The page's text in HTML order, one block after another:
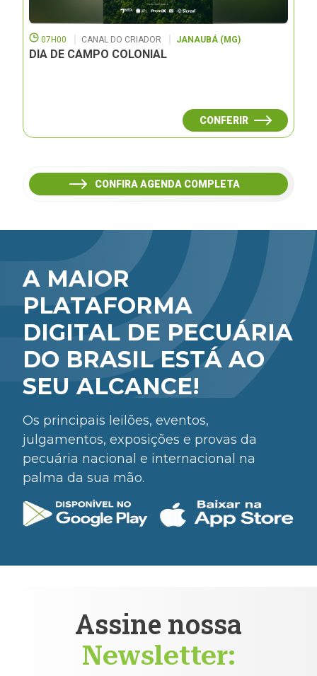
07H00 CANAL DO CRIADOR JANAUBÁ (MG)
DIA DE CAMPO COLONIAL
CONFERIR
CONFIRA AGENDA COMPLETA
A MAIOR
PLATAFORMA
DIGITAL DE PECUÁRIA
DO BRASIL ESTÁ AO
SEU ALCANCE!
Os principais leilões, eventos,
julgamentos, exposições e provas da
pecuária nacional e internacional na
palma da sua mão.
Assine nossa
Newsletter: